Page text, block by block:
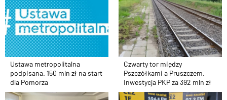
Ustawa metropolitalna
podpisana. 150 mln zł na start
dla Pomorza
Czwarty tor między
Pszczółkami a Pruszczem.
Inwestycja PKP za 392 mln zł